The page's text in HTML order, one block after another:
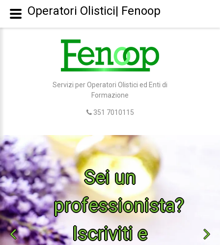
Servizi per Operatori Olistici ed Enti di
Formazione
351 7010115
Sei un
professionista?
Iscriviti e
Operatori Olistici| Fenoop